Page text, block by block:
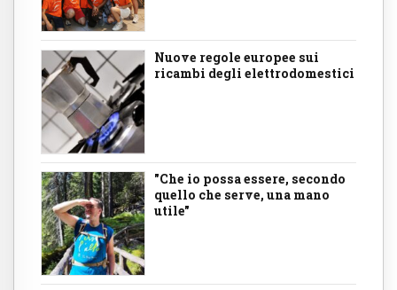
Nuove regole europee sui
ricambi degli elettrodomestici
"Che io possa essere, secondo
quello che serve, una mano
utile"